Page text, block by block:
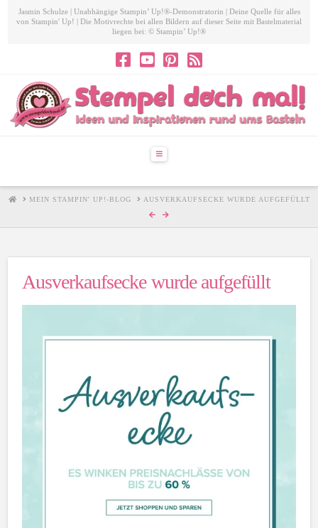
Jasmin Schulze | Unabhängige Stampin’ Up!®-Demonstratorin | Deine Quelle für alles
von Stampin' Up! | Die Motivrechte bei allen Bildern auf dieser Seite mit Bastelmaterial
liegen bei: © Stampin’ Up!®
Navigation
HOMEMEIN STAMPIN' UP!-BLOG AUSVERKAUFSECKE WURDE AUFGEFÜLLT
Ausverkaufsecke wurde aufgefüllt